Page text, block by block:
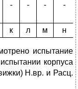
- - - -
к л м н
испытание
корпуса
Н.вр. и Расц.